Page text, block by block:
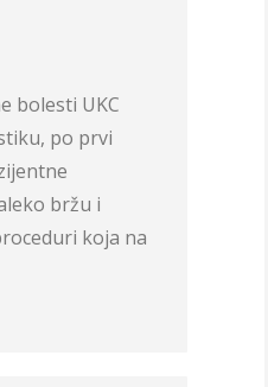
bolesti UKC
po prvi
bržu i
koja na